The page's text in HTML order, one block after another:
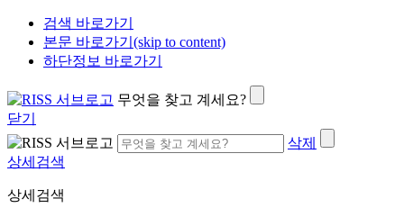
검색 바로가기
본문 바로가기(skip to content)
하단정보 바로가기
무엇을 찾고 계세요?
닫기
삭제
상세검색
상세검색